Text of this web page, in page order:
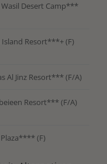
Wasil Desert Camp***
Island Resort***+ (F)
Al Jinz Resort*** (F/A)
Resort*** (F/A)
(F)